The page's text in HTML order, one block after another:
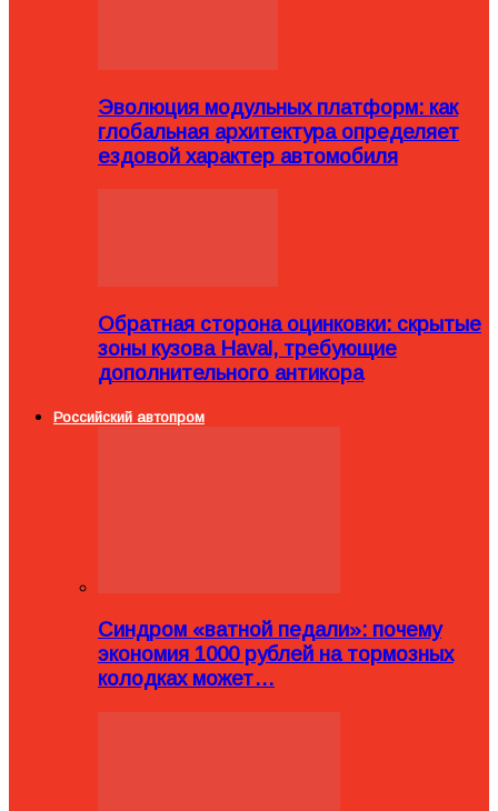
Эволюция модульных платформ: как
глобальная архитектура определяет
ездовой характер автомобиля
Обратная сторона оцинковки: скрытые
зоны кузова Haval, требующие
дополнительного антикора
Российский автопром
Синдром «ватной педали»: почему
экономия 1000 рублей на тормозных
колодках может…